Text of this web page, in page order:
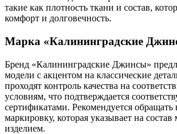
такие как плотность ткани и состав,
комфорт и долговечность.
Марка «Калининградские
Бренд «Калининградские Джинсы»
модели с акцентом на классические
проходят контроль качества на
условиям, что подтверждается
сертификатами. Рекомендуется
маркировку, которая указывает на состав
изделием.